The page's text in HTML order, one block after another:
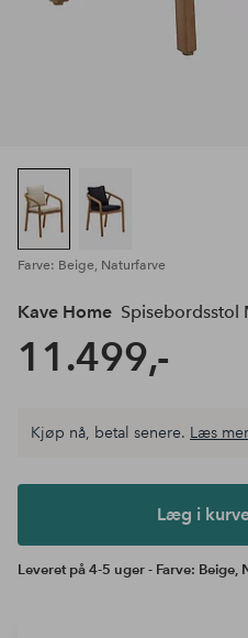
Farve: Beige, Naturfarve
Kave Home Spisebordsstol
11.499,-
Læg i
Kjøp nå, betal senere. Læs
Læg i
Leveret på 4-5 uger - Farve: Beige,